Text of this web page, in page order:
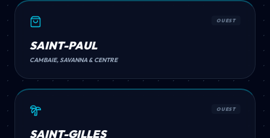
OUEST
SAINT-PAUL
CAMBAIE, SAVANNA & CENTRE
OUEST
SAINT-GILLES